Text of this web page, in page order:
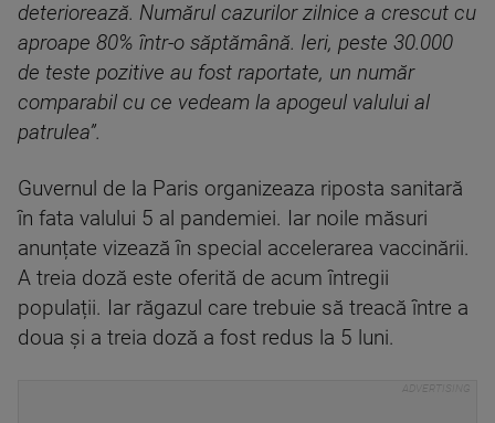
deteriorează. Numărul cazurilor zilnice a crescut cu
aproape 80% într-o săptămână. Ieri, peste 30.000
de teste pozitive au fost raportate, un număr
comparabil cu ce vedeam la apogeul valului al
patrulea”.
Guvernul de la Paris organizeaza riposta sanitară
în fata valului 5 al pandemiei. Iar noile măsuri
anunțate vizează în special accelerarea vaccinării.
A treia doză este oferită de acum întregii
populații. Iar răgazul care trebuie să treacă între a
doua și a treia doză a fost redus la 5 luni.